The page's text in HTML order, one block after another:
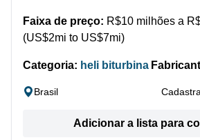
Faixa de preço: R$10 milhões a
(US$2mi to US$7mi)
Categoria: heli biturbina
Brasil
Adicionar a lista para